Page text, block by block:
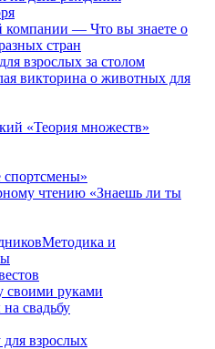
компании — Что вы знаете о
стран
взрослых за столом
викторина о животных для
«Теория множеств»
спортсмены»
чтению «Знаешь ли ты
Методика и
своими руками
свадьбу
взрослых